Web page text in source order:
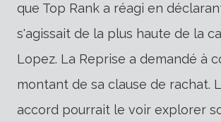
que Top Rank a réagi en
s'agissait de la plus haute de la
Lopez. La Reprise a demandé à
montant de sa clause de rachat.
accord pourrait le voir explorer